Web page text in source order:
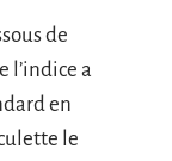
de
l’indice a
en
le